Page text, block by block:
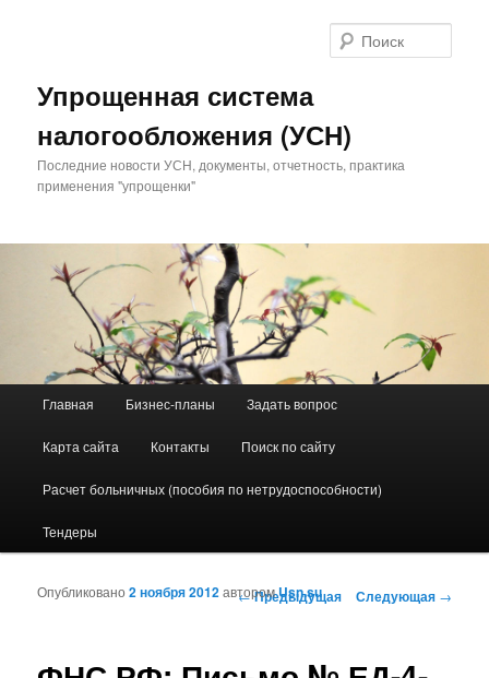
Упрощенная система
налогообложения (УСН)
Последние новости УСН, документы, отчетность, практика
применения "упрощенки"
Перейти к основному содержимому
Перейти к дополнительному содержимому
Главная Бизнес-планы Задать вопрос
Карта сайта Контакты Поиск по сайту
Расчет больничных (пособия по нетрудоспособности)
Тендеры
Навигация по записям
←Предыдущая Следующая →
Опубликовано2 ноября 2012авторомUsn.su